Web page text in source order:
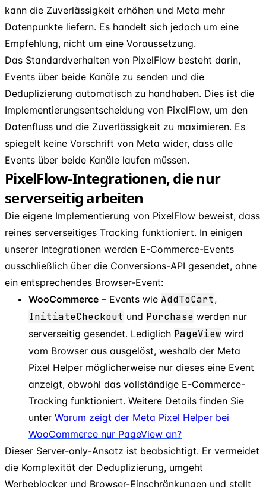
kann die Zuverlässigkeit erhöhen und Meta mehr
Datenpunkte liefern. Es handelt sich jedoch um eine
Empfehlung, nicht um eine Voraussetzung.
Das Standardverhalten von PixelFlow besteht darin,
Events über beide Kanäle zu senden und die
Deduplizierung automatisch zu handhaben. Dies ist die
Implementierungsentscheidung von PixelFlow, um den
Datenfluss und die Zuverlässigkeit zu maximieren. Es
spiegelt keine Vorschrift von Meta wider, dass alle
Events über beide Kanäle laufen müssen.
PixelFlow-Integrationen, die nur
serverseitig arbeiten
Die eigene Implementierung von PixelFlow beweist, dass
reines serverseitiges Tracking funktioniert. In einigen
unserer Integrationen werden E-Commerce-Events
ausschließlich über die Conversions-API gesendet, ohne
ein entsprechendes Browser-Event:
WooCommerce – Events wie AddToCart,
InitiateCheckout und Purchase werden nur
serverseitig gesendet. Lediglich PageView wird
vom Browser aus ausgelöst, weshalb der Meta
Pixel Helper möglicherweise nur dieses eine Event
anzeigt, obwohl das vollständige E-Commerce-
Tracking funktioniert. Weitere Details finden Sie
unter Warum zeigt der Meta Pixel Helper bei
WooCommerce nur PageView an?
Dieser Server-only-Ansatz ist beabsichtigt. Er vermeidet
die Komplexität der Deduplizierung, umgeht
Werbeblocker und Browser-Einschränkungen und stellt